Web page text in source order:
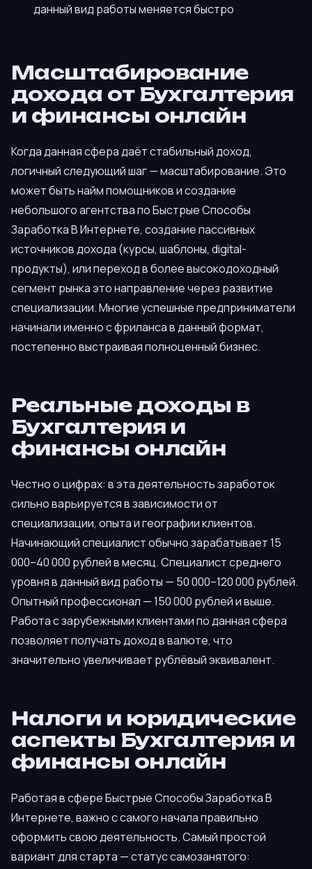
данный вид работы меняется быстро
Масштабирование
дохода от Бухгалтерия
и финансы онлайн
Когда данная сфера даёт стабильный доход,
логичный следующий шаг — масштабирование. Это
может быть найм помощников и создание
небольшого агентства по Быстрые Способы
Заработка В Интернете, создание пассивных
источников дохода (курсы, шаблоны, digital-
продукты), или переход в более высокодоходный
сегмент рынка это направление через развитие
специализации. Многие успешные предприниматели
начинали именно с фриланса в данный формат,
постепенно выстраивая полноценный бизнес.
Реальные доходы в
Бухгалтерия и
финансы онлайн
Честно о цифрах: в эта деятельность заработок
сильно варьируется в зависимости от
специализации, опыта и географии клиентов.
Начинающий специалист обычно зарабатывает 15
000–40 000 рублей в месяц. Специалист среднего
уровня в данный вид работы — 50 000–120 000 рублей.
Опытный профессионал — 150 000 рублей и выше.
Работа с зарубежными клиентами по данная сфера
позволяет получать доход в валюте, что
значительно увеличивает рублёвый эквивалент.
Налоги и юридические
аспекты Бухгалтерия и
финансы онлайн
Работая в сфере Быстрые Способы Заработка В
Интернете, важно с самого начала правильно
оформить свою деятельность. Самый простой
вариант для старта — статус самозанятого: